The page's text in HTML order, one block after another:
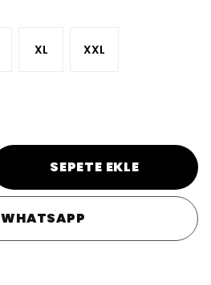
XL XXL
SEPETE EKLE
WHATSAPP